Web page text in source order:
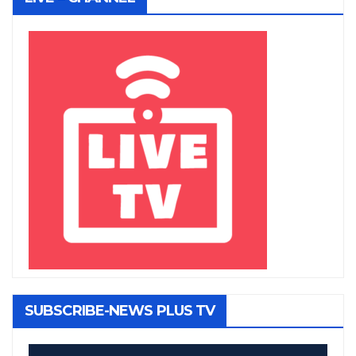
SUBSCRIBE-NEWS PLUS TV